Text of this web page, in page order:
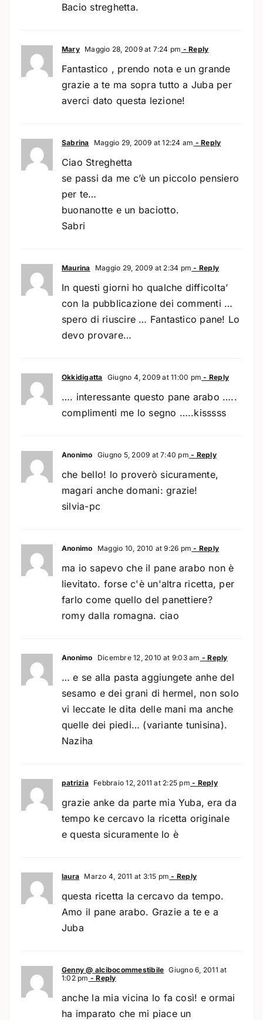
Bacio streghetta.
Mary Maggio 28, 2009 at 7:24 pm - Reply
Fantastico , prendo nota e un grande
grazie a te ma sopra tutto a Juba per
averci dato questa lezione!
Sabrina Maggio 29, 2009 at 12:24 am - Reply
Ciao Streghetta
se passi da me c’è un piccolo pensiero
per te…
buonanotte e un baciotto.
Sabri
Maurina Maggio 29, 2009 at 2:34 pm - Reply
In questi giorni ho qualche difficolta’
con la pubblicazione dei commenti …
spero di riuscire … Fantastico pane! Lo
devo provare…
Okkidigatta Giugno 4, 2009 at 11:00 pm - Reply
…. interessante questo pane arabo …..
complimenti me lo segno …..kisssss
Anonimo Giugno 5, 2009 at 7:40 pm - Reply
che bello! lo proverò sicuramente,
magari anche domani: grazie!
silvia-pc
Anonimo Maggio 10, 2010 at 9:26 pm - Reply
ma io sapevo che il pane arabo non è
lievitato. forse c'è un'altra ricetta, per
farlo come quello del panettiere?
romy dalla romagna. ciao
Anonimo Dicembre 12, 2010 at 9:03 am - Reply
… e se alla pasta aggiungete anhe del
sesamo e dei grani di hermel, non solo
vi leccate le dita delle mani ma anche
quelle dei piedi… (variante tunisina).
Naziha
patrizia Febbraio 12, 2011 at 2:25 pm - Reply
grazie anke da parte mia Yuba, era da
tempo ke cercavo la ricetta originale
e questa sicuramente lo è
laura Marzo 4, 2011 at 3:15 pm - Reply
questa ricetta la cercavo da tempo.
Amo il pane arabo. Grazie a te e a
Juba
Genny @ alcibocommestibile Giugno 6, 2011 at
1:02 pm - Reply
anche la mia vicina lo fa così! e ormai
ha imparato che mi piace un